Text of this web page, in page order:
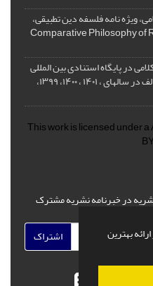
بهترین
ویژه نامه فلسفه دین تطبیقی،
در پایگاه استنادی بین المللی
اسکوپوس ( SCOPUS) و کسب رتبه الف در سالهای ، ۱۴۰۱ ، ۱۴۰۰، ۱۳۹۹،
This work is licensed under a
در خبرنامه نشریه مشترک
اشتراک